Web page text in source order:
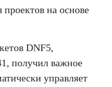
на основе
DNF5,
получил важное
управляет